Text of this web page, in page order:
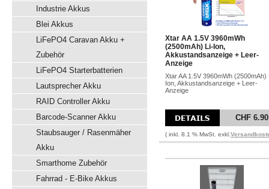
Industrie Akkus
Blei Akkus
LiFePO4 Caravan Akku +
Zubehör
LiFePO4 Starterbatterien
Lautsprecher Akku
RAID Controller Akku
Barcode-Scanner Akku
Staubsauger / Rasenmäher
Akku
Smarthome Zubehör
Fahrrad - E-Bike Akkus
Xtar AA 1.5V 3960mWh
(2500mAh) Li-Ion,
Akkustandsanzeige + Leer-
Anzeige
Xtar AA 1.5V 3960mWh (2500mAh)
Ion, Akkustandsanzeige + Leer-
Anzeige
CHF 6.90
( inkl. 8.1 % MwSt. exkl.